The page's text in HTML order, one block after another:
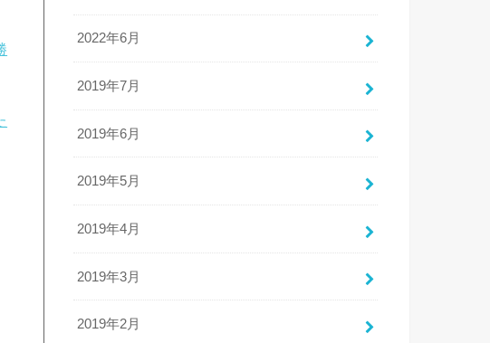
2022年6月
2019年7月
2019年6月
2019年5月
2019年4月
2019年3月
2019年2月